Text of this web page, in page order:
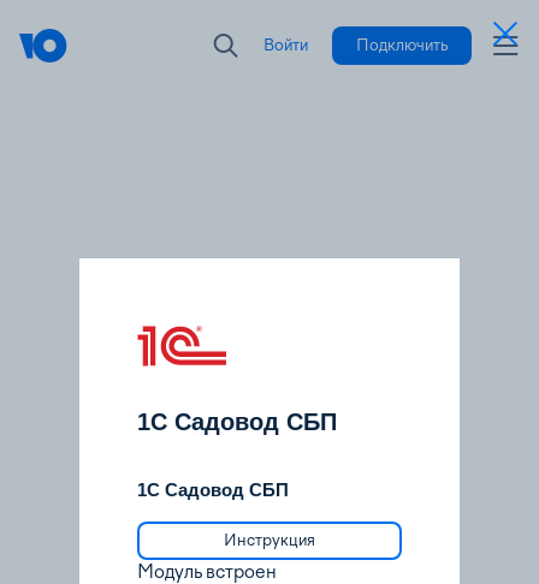
Войти Подключить
1С Садовод СБП
1С Садовод СБП
Инструкция
Модуль встроен